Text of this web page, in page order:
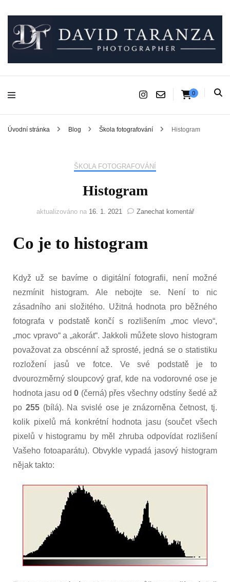
David Taranza
Fotograf pro chvíle, na kterých záleží.
0
Úvodní stránka Blog Škola fotografování Histogram
ŠKOLA FOTOGRAFOVÁNÍ
Histogram
aktualizováno na 16. 1. 2021 Zanechat komentářna
Co je to histogram
Když už se bavíme o digitální fotografii, není možné
nezmínit histogram. Ale nebojte se. Není to nic
zásadního ani složitého. Užitná hodnota pro běžného
fotografa v podstatě končí s rozlišením „moc vlevo“,
„moc vpravo“ a „akorát“. Jakkoli můžete slovo histogram
považovat za obscénní až sprosté, jedná se o statistiku
rozložení jasů ve fotce. Ve své podstatě je to
dvourozměrný sloupcový graf, kde na vodorovné ose je
hodnota jasu od0 (černá) přes všechny odstíny šedé až
po 255(bílá). Na svislé ose je znázorněna četnost, tj.
kolik pixelů má konkrétní hodnota jasu (součet všech
pixelů v histogramu by měl zhruba odpovídat rozlišení
Vašeho fotoaparátu). Obvykle vypadá jasový histogram
nějak takto: